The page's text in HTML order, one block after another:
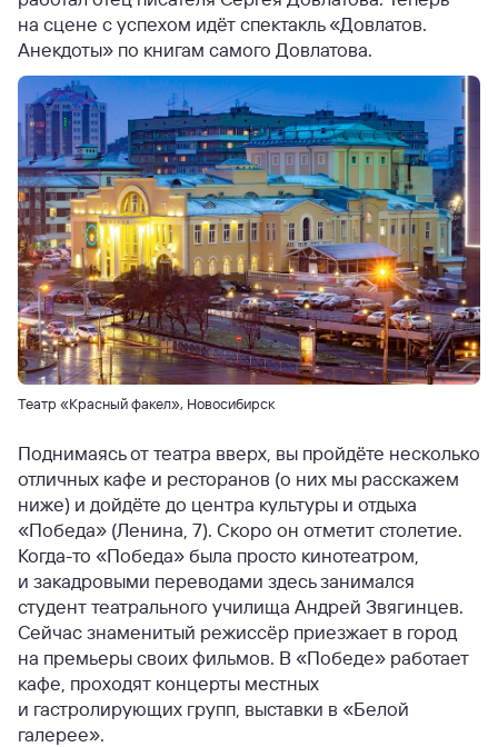
на сцене с успехом идёт спектакль «Довлатов.
Анекдоты» по книгам самого Довлатова.
Театр «Красный факел», Новосибирск
Поднимаясь от театра вверх, вы пройдёте несколько
отличных кафе и ресторанов (о них мы расскажем
ниже) и дойдёте до центра культуры и отдыха
«Победа» (Ленина, 7). Скоро он отметит столетие.
Когда-то «Победа» была просто кинотеатром,
и закадровыми переводами здесь занимался
студент театрального училища Андрей Звягинцев.
Сейчас знаменитый режиссёр приезжает в город
на премьеры своих фильмов. В «Победе» работает
кафе, проходят концерты местных
и гастролирующих групп, выставки в «Белой
галерее».